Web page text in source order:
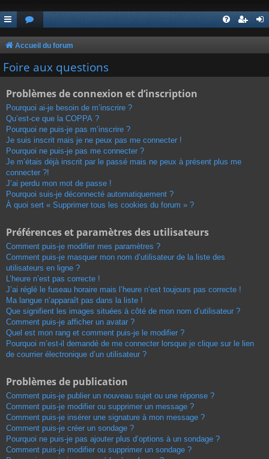
Accueil du forum
Foire aux questions
Problèmes de connexion et d’inscription
Pourquoi ai-je besoin de m’inscrire ?
Qu’est-ce que la COPPA ?
Pourquoi ne puis-je pas m’inscrire ?
Je suis inscrit mais je ne peux pas me connecter !
Pourquoi ne puis-je pas me connecter ?
Je m’étais déjà inscrit par le passé mais ne peux à présent plus me
connecter ?!
J’ai perdu mon mot de passe !
Pourquoi suis-je déconnecté automatiquement ?
À quoi sert « Supprimer tous les cookies du forum » ?
Préférences et paramètres des utilisateurs
Comment puis-je modifier mes paramètres ?
Comment puis-je masquer mon nom d’utilisateur de la liste des
utilisateurs en ligne ?
L’heure n’est pas correcte !
J’ai réglé le fuseau horaire mais l’heure n’est toujours pas correcte !
Ma langue n’apparaît pas dans la liste !
Que signifient les images situées à côté de mon nom d’utilisateur ?
Comment puis-je afficher un avatar ?
Quel est mon rang et comment puis-je le modifier ?
Pourquoi m’est-il demandé de me connecter lorsque je clique sur le lien
de courrier électronique d’un utilisateur ?
Problèmes de publication
Comment puis-je publier un nouveau sujet ou une réponse ?
Comment puis-je modifier ou supprimer un message ?
Comment puis-je insérer une signature à mon message ?
Comment puis-je créer un sondage ?
Pourquoi ne puis-je pas ajouter plus d’options à un sondage ?
Comment puis-je modifier ou supprimer un sondage ?